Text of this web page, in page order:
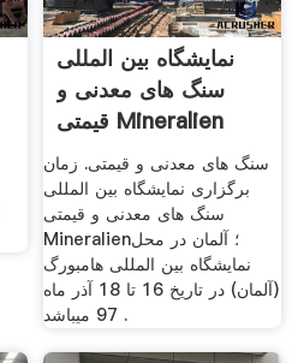
نمایشگاه بین المللی
سنگ های معدنی و
قیمتی Mineralien
سنگ های معدنی و قیمتی. زمان
برگزاری نمایشگاه بین المللی
سنگ های معدنی و قیمتی
Mineralien؛ آلمان در محل
نمایشگاه بین المللی هامبورگ
(آلمان) در تاریخ 16 تا 18 آذر ماه
97 میباشد .